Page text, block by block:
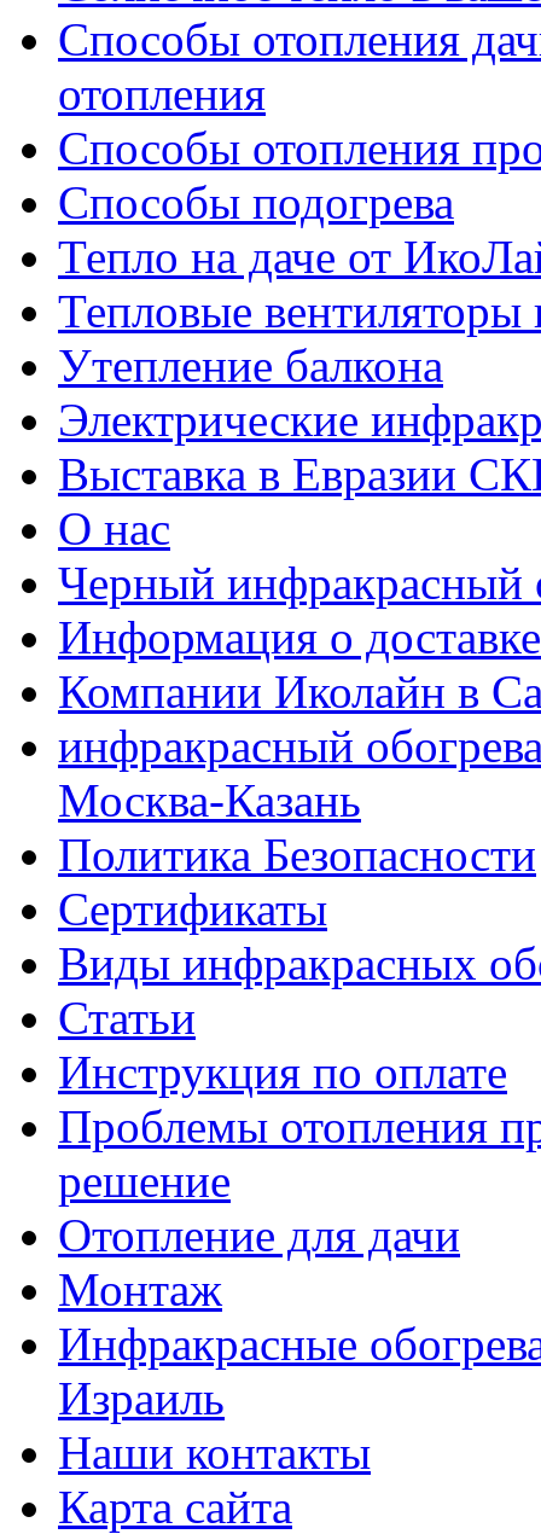
Способы отопления
отопления
Способы отопления
Способы подогрева
Тепло на даче от
Тепловые вентиляторы
Утепление балкона
Электрические
Выставка в Евразии
О нас
Черный инфракрасный
Информация о доставке
Компании Иколайн в
инфракрасный
Москва-Казань
Политика Безопасности
Сертификаты
Виды инфракрасных
Статьи
Инструкция по оплате
Проблемы отопления
решение
Отопление для дачи
Монтаж
Инфракрасные
Израиль
Наши контакты
Карта сайта